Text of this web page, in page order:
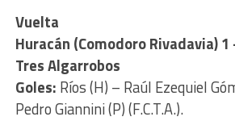
Vuelta
Huracán (Comodoro Rivadavia) 1
Tres Algarrobos
Goles: Ríos (H) – Raúl Ezequiel
Pedro Giannini (P) (F.C.T.A.).